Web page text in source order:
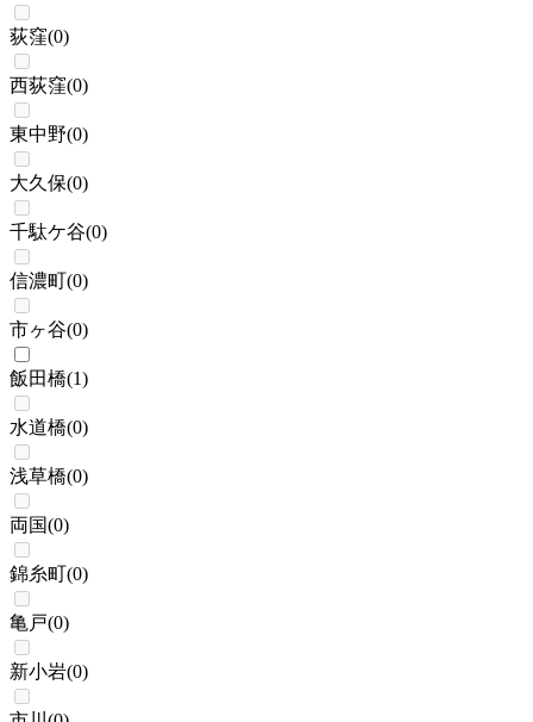
荻窪(0)
西荻窪(0)
東中野(0)
大久保(0)
千駄ケ谷(0)
信濃町(0)
市ヶ谷(0)
飯田橋(1)
水道橋(0)
浅草橋(0)
両国(0)
錦糸町(0)
亀戸(0)
新小岩(0)